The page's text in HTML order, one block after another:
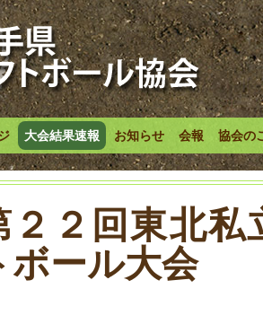
大会結果速報 お知らせ 会報 協会の
２２回東北私
ボール大会